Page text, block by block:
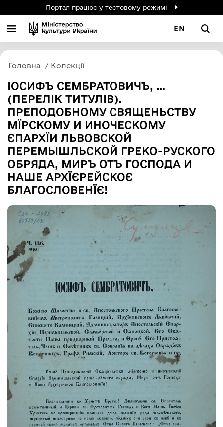
Портал працює у тестовому режимі
EN
Головна Колекції
ІОСИФЪ СЕМБРАТОВИЧЪ, …
(ПЕРЕЛІК ТИТУЛІВ).
ПРЕПОДОБНОМУ СВЯЩЕНЬСТВУ
МЇРСКОМУ И ИНОЧЕСКОМУ
ЄПАРХЇИ ЛЬВОВСКОЙ
ПЕРЕМЫШЛЬСКОЙ ГРЕКО-РУСКОГО
ОБРЯДА, МИРЪ ОТЪ ГОСПОДА И
НАШЕ АРХЇЄРЕЙСКОЄ
БЛАГОСЛОВЕНЇЄ!